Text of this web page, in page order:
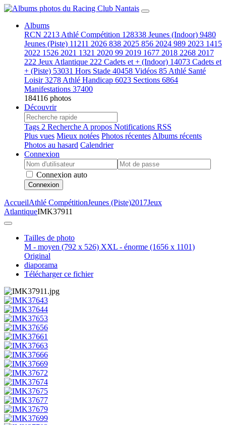
Albums
RCN 2213 Athlé Compétition 128338 Jeunes (Indoor) 9480
Jeunes (Piste) 11211 2026 838 2025 856 2024 989 2023 1415
2022 1526 2021 1321 2020 99 2019 1677 2018 2268 2017
222 Jeux Atlantique 222 Cadets et + (Indoor) 14073 Cadets et
+ (Piste) 53031 Hors Stade 40458 Vidéos 85 Athlé Santé
Loisir3278 Athlé Handicap 6023 Sections 6864
Manifestations 37400
184116 photos
Découvrir
Tags 2 Recherche A propos Notifications RSS
Plus vues Mieux notées Photos récentes Albums récents
Photos au hasard Calendrier
Connexion
Connexion auto
Connexion
AccueilAthlé CompétitionJeunes (Piste)2017Jeux
AtlantiqueIMK37911
Tailles de photo
M - moyen (792 x 526) XXL - énorme (1656 x 1101)
Original
diaporama
Télécharger ce fichier